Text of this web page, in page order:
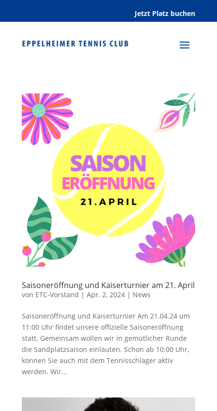
Jetzt Platz buchen
Saisoneröffnung und Kaiserturnier am 21. April
von ETC-Vorstand | Apr. 2, 2024| News
Saisoneröffnung und Kaiserturnier Am 21.04.24 um
11:00 Uhr findet unsere offizielle Saisoneröffnung
statt. Gemeinsam wollen wir in gemütlicher Runde
die Sandplatzsaison einläuten. Schon ab 10:00 Uhr,
können Sie auch mit dem Tennisschläger aktiv
werden. Wir...